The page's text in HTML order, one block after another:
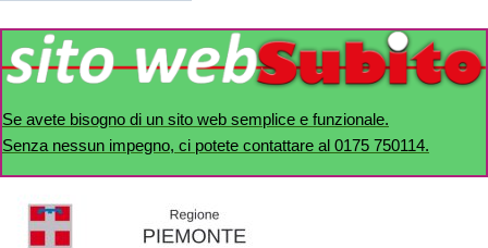
Se avete bisogno di un sito web semplice e funzionale.
Senza nessun impegno, ci potete contattare al 0175 750114.